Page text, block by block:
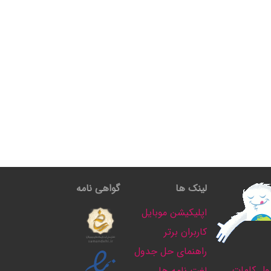
لینک ها
اپلیکیشن موبایل
کاربران برتر
راهنمای حل جدول
گواهی نامه